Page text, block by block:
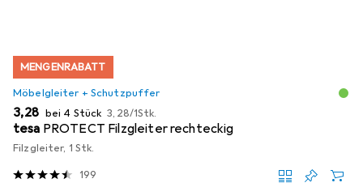
MENGENRABATT
Möbelgleiter + Schutzpuffer
EUR
3,28 bei 4 Stück EUR
3,28/1Stk.
tesa PROTECT Filzgleiter rechteckig
Filzgleiter, 1 Stk.
199